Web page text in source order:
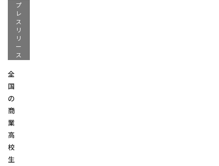
プ
レ
ス
リ
リ
ー
ス
全
国
の
商
業
高
校
生